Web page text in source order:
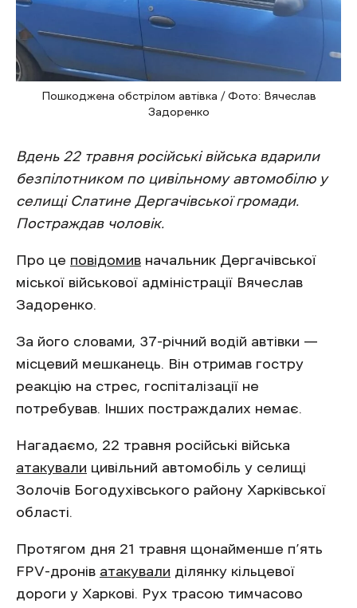
Пошкоджена обстрілом автівка / Фото: Вячеслав
Задоренко
Вдень 22 травня російські війська вдарили
безпілотником по цивільному автомобілю у
селищі Слатине Дергачівської громади.
Постраждав чоловік.
Про це повідомив начальник Дергачівської
міської військової адміністрації Вячеслав
Задоренко.
За його словами, 37-річний водій автівки —
місцевий мешканець. Він отримав гостру
реакцію на стрес, госпіталізації не
потребував. Інших постраждалих немає.
Нагадаємо, 22 травня російські війська
атакували цивільний автомобіль у селищі
Золочів Богодухівського району Харківської
області.
Протягом дня 21 травня щонайменше п’ять
FPV-дронів атакували ділянку кільцевої
дороги у Харкові. Рух трасою тимчасово